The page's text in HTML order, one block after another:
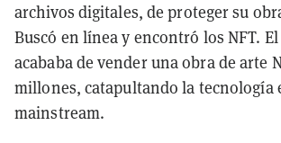
archivos digitales, de proteger su
Buscó en línea y encontró los NFT.
acababa de vender una obra de arte
millones, catapultando la tecnología
mainstream.